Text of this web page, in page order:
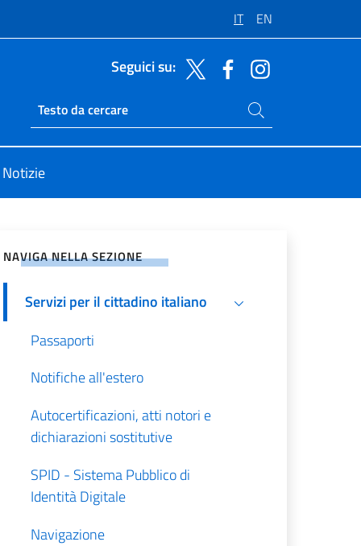
IT EN
Seguici su:
Ricerca sito live
Cerca nel sito
Notizie
NAVIGA NELLA SEZIONE
Servizi per il cittadino italiano
Passaporti
Notifiche all'estero
Autocertificazioni, atti notori e
dichiarazioni sostitutive
SPID - Sistema Pubblico di
Identità Digitale
Navigazione